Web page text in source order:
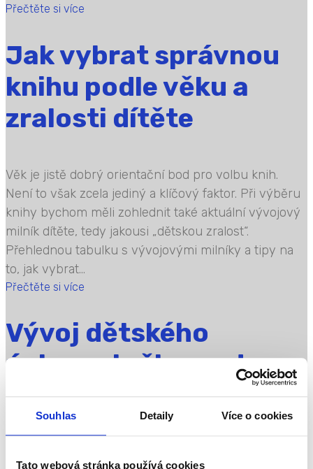
Souhlas Detaily Více o cookies
Tato webová stránka používá cookies
Přečtěte si více
Jak vybrat správnou
knihu podle věku a
zralosti dítěte
Věk je jistě dobrý orientační bod pro volbu knih.
Není to však zcela jediný a klíčový faktor. Při výběru
knihy bychom měli zohlednit také aktuální vývojový
milník dítěte, tedy jakousi „dětskou zralost“.
Přehlednou tabulku s vývojovými milníky a tipy na
to, jak vybrat...
Přečtěte si více
Vývoj dětského
úchopu tužky – od
prvního tahu až k
psaní